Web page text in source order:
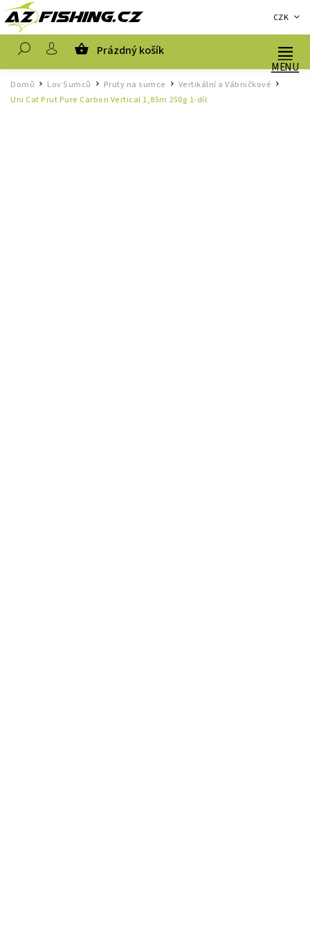
CZK
Prázdný košík
Domů / Lov Sumců Pruty na sumce Vertikální a Vábničkové /
Uni Cat Prut Pure Carbon Vertical 1,85m 250g 1-díl